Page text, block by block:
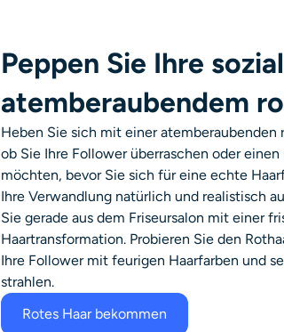
Peppen Sie Ihre
atemberaubendem
Heben Sie sich mit einer atemberaubenden
ob Sie Ihre Follower überraschen oder
möchten, bevor Sie sich für eine echte
Ihre Verwandlung natürlich und realistisch
Sie gerade aus dem Friseursalon mit einer
Haartransformation. Probieren Sie den
Ihre Follower mit feurigen Haarfarben und
strahlen.
Rotes Haar bekommen